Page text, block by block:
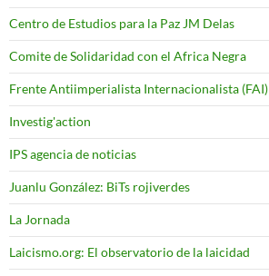
Centro de Estudios para la Paz JM Delas
Comite de Solidaridad con el Africa Negra
Frente Antiimperialista Internacionalista (FAI)
Investig'action
IPS agencia de noticias
Juanlu González: BiTs rojiverdes
La Jornada
Laicismo.org: El observatorio de la laicidad